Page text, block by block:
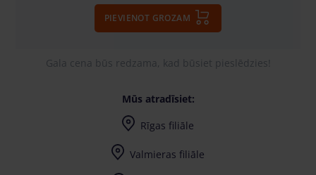
PIEVIENOT GROZAM
Gala cena būs redzama, kad būsiet pieslēdzies!
Mūs atradīsiet:
Rīgas filiāle
Valmieras filiāle